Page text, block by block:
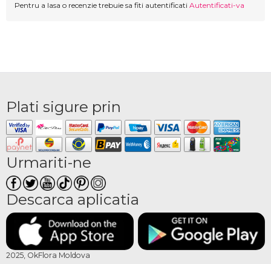
Pentru a lasa o recenzie trebuie sa fiti autentificati Autentificati-va
Plati sigure prin
Urmariti-ne
Descarca aplicatia
2025, OkFlora Moldova